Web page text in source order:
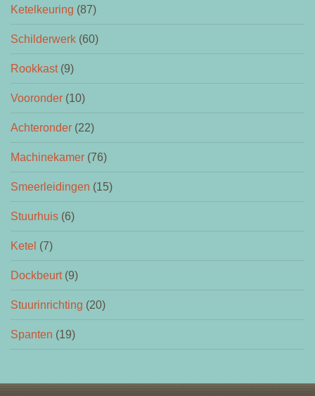
Ketelkeuring (87)
Schilderwerk (60)
Rookkast(9)
Vooronder (10)
Achteronder (22)
Machinekamer (76)
Smeerleidingen (15)
Stuurhuis (6)
Ketel (7)
Dockbeurt(9)
Stuurinrichting (20)
Spanten (19)